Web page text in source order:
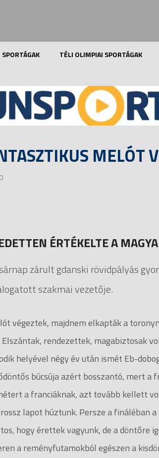
TÉLI OLIMPIAI SPORTÁGAK
MELÓT
ÉRTÉKELTE A
zárult gdanski rövidpályás
szakmai vezetője.
végeztek, majdnem elkapták a
rendezettek, magabiztosak
helyével négy év után ismét Eb-
búcsúja azért bosszantó, mert a
a franciáknak, azt tovább kellett
lapot húztunk. Persze a fináléban
hogy érettek vagyunk, de a döntőre
a reményfutamokból egészen a